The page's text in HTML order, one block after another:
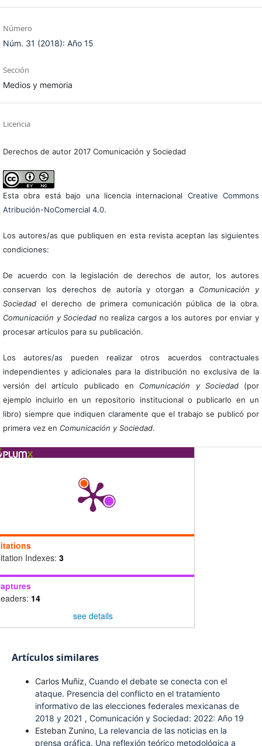
Número
Núm. 31 (2018): Año 15
Sección
Medios y memoria
Licencia
Derechos de autor 2017 Comunicación y Sociedad
Esta obra está bajo una licencia internacional Creative Commons
Atribución-NoComercial 4.0.
Los autores/as que publiquen en esta revista aceptan las siguientes
condiciones:
De acuerdo con la legislación de derechos de autor, los autores
conservan los derechos de autoría y otorgan a Comunicación y
Sociedadel derecho de primera comunicación pública de la obra.
Comunicación y Sociedad no realiza cargos a los autores por enviar y
procesar artículos para su publicación.
Los autores/as pueden realizar otros acuerdos contractuales
independientes y adicionales para la distribución no exclusiva de la
versión del artículo publicado en Comunicación y Sociedad(por
ejemplo incluirlo en un repositorio institucional o publicarlo en un
libro) siempre que indiquen claramente que el trabajo se publicó por
primera vez en Comunicación y Sociedad.
Indexes: 3
14
see details
Artículos similares
Carlos Muñiz, Cuando el debate se conecta con el
ataque. Presencia del conflicto en el tratamiento
informativo de las elecciones federales mexicanas de
2018 y 2021 , Comunicación y Sociedad: 2022: Año 19
Esteban Zunino, La relevancia de las noticias en la
prensa gráfica. Una reflexión teórico metodológica a